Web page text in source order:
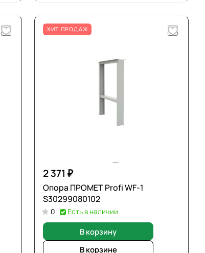
ХИТ ПРОДАЖ
2 371 ₽
Опора ПРОМЕТ Profi WF-1
S30299080102
0 Есть в наличии
В корзину
В корзине